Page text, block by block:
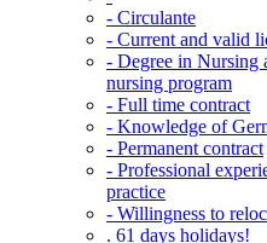
- Circulante
- Current and valid
- Degree in Nursing
nursing program
- Full time contract
- Knowledge of
- Permanent contract
- Professional
practice
- Willingness to
. 61 days holidays!